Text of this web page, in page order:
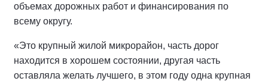
объемах дорожных работ и финансирования по
всему округу.
«Это крупный жилой микрорайон, часть дорог
находится в хорошем состоянии, другая часть
оставляла желать лучшего, в этом году одна крупная